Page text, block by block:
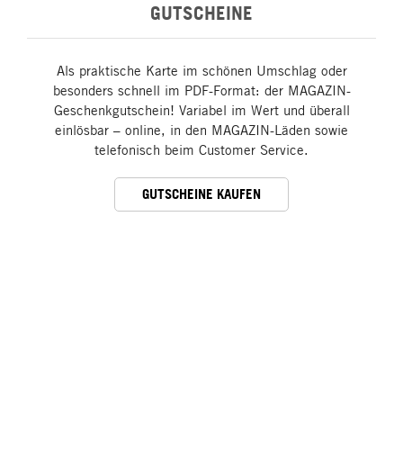
GUTSCHEINE
Als praktische Karte im schönen Umschlag oder
besonders schnell im PDF-Format: der MAGAZIN-
Geschenkgutschein! Variabel im Wert und überall
einlösbar – online, in den MAGAZIN-Läden sowie
telefonisch beim Customer Service.
GUTSCHEINE KAUFEN